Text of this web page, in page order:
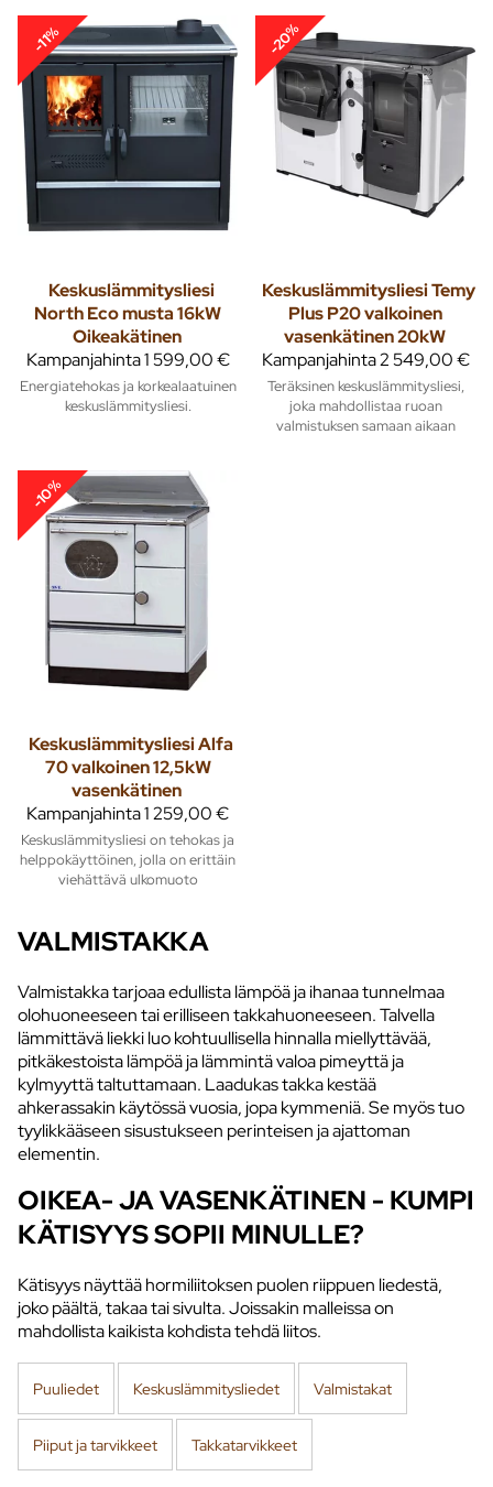
-11%
Keskuslämmitysliesi
North Eco musta 16kW
Oikeakätinen
Kampanjahinta1 599,00 €
Energiatehokas ja korkealaatuinen
keskuslämmitysliesi.
-20%
Keskuslämmitysliesi Temy
Plus P20 valkoinen
vasenkätinen 20kW
Kampanjahinta2 549,00 €
Teräksinen keskuslämmitysliesi,
joka mahdollistaa ruoan
valmistuksen samaan aikaan
-10%
Keskuslämmitysliesi Alfa
70 valkoinen 12,5kW
vasenkätinen
Kampanjahinta1 259,00 €
Keskuslämmitysliesi on tehokas ja
helppokäyttöinen, jolla on erittäin
viehättävä ulkomuoto
VALMISTAKKA
Valmistakka tarjoaa edullista lämpöä ja ihanaa tunnelmaa
olohuoneeseen tai erilliseen takkahuoneeseen. Talvella
lämmittävä liekki luo kohtuullisella hinnalla miellyttävää,
pitkäkestoista lämpöä ja lämmintä valoa pimeyttä ja
kylmyyttä taltuttamaan. Laadukas takka kestää
ahkerassakin käytössä vuosia, jopa kymmeniä. Se myös tuo
tyylikkääseen sisustukseen perinteisen ja ajattoman
elementin.
OIKEA- JA VASENKÄTINEN - KUMPI
KÄTISYYS SOPII MINULLE?
Kätisyys näyttää hormiliitoksen puolen riippuen liedestä,
joko päältä, takaa tai sivulta. Joissakin malleissa on
mahdollista kaikista kohdista tehdä liitos.
Puuliedet Keskuslämmitysliedet Valmistakat
Piiput ja tarvikkeet Takkatarvikkeet